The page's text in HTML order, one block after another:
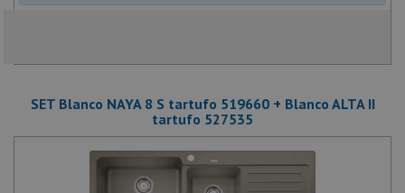
SET Blanco NAYA 8 S tartufo 519660 + Blanco ALTA II
tartufo 527535